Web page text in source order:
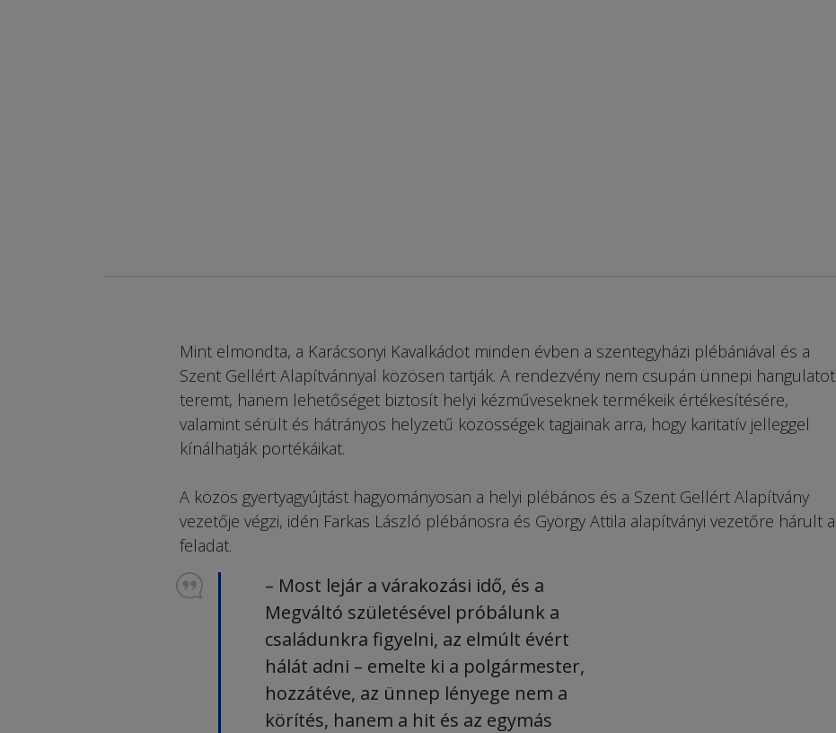
Mint elmondta, a Karácsonyi Kavalkádot minden évben a szentegyházi plébániával és a
Szent Gellért Alapítvánnyal közösen tartják. A rendezvény nem csupán ünnepi hangulatot
teremt, hanem lehetőséget biztosít helyi kézműveseknek termékeik értékesítésére,
valamint sérült és hátrányos helyzetű közösségek tagjainak arra, hogy karitatív jelleggel
kínálhatják portékáikat.
A közös gyertyagyújtást hagyományosan a helyi plébános és a Szent Gellért Alapítvány
vezetője végzi, idén Farkas László plébánosra és György Attila alapítványi vezetőre hárult a
feladat.
– Most lejár a várakozási idő, és a
Megváltó születésével próbálunk a
családunkra figyelni, az elmúlt évért
hálát adni – emelte ki a polgármester,
hozzátéve, az ünnep lényege nem a
körítés, hanem a hit és az egymás